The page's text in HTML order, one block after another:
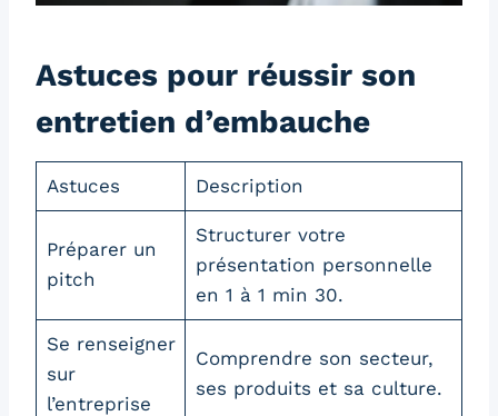
Astuces pour réussir son
entretien d’embauche
Astuces Description
Préparer un
pitch
Structurer votre
présentation personnelle
en 1 à 1 min 30.
Se renseigner
sur
l’entreprise
Comprendre son secteur,
ses produits et sa culture.